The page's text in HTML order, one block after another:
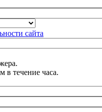
сайта
в течение часа.